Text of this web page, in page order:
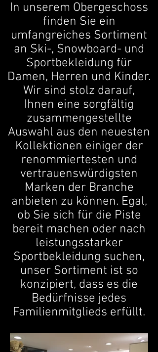
In unserem Obergeschoss
finden Sie ein
umfangreiches Sortiment
an Ski-, Snowboard- und
Sportbekleidung für
Damen, Herren und Kinder.
Wir sind stolz darauf,
Ihnen eine sorgfältig
zusammengestellte
Auswahl aus den neuesten
Kollektionen einiger der
renommiertesten und
vertrauenswürdigsten
Marken der Branche
anbieten zu können. Egal,
ob Sie sich für die Piste
bereit machen oder nach
leistungsstarker
Sportbekleidung suchen,
unser Sortiment ist so
konzipiert, dass es die
Bedürfnisse jedes
Familienmitglieds erfüllt.